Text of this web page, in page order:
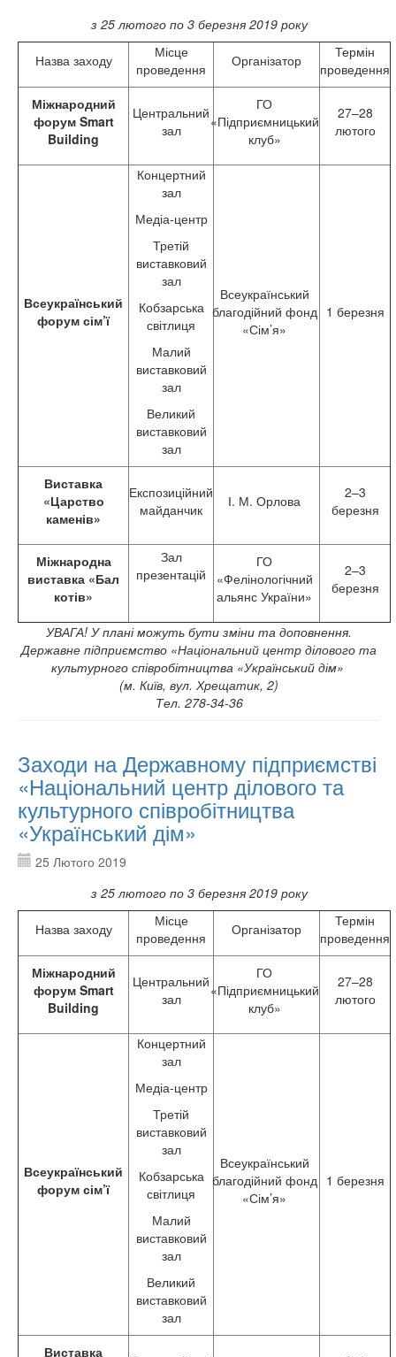
з 25 лютого­ по 3 березня 2019 року
Назва заходу
Місце
проведення
Організатор
Термін
проведення
Міжнародний
форум Smart
Building
Центральний
зал
ГО
«Підприємницький
клуб»
27–28
лютого
Всеукраїнський
форум сім’ї
Концертний
зал
Медіа-центр
Третій
виставковий
зал
Кобзарська
світлиця
Малий
виставковий
зал
Великий
виставковий
зал
Всеукраїнський
благодійний фонд
«Сім’я»
1 березня
Виставка
«Царство
каменів»
Експозиційний
майданчик
І. М. Орлова
2–3
березня
Міжнародна
виставка «Бал
котів»
Зал
презентацій
ГО
«Фелінологічний
альянс України»
2–3
березня
УВАГА! У плані можуть бути зміни та доповнення.
Державне підприємство «Національний центр ділового та
культурного співробітництва «Український дім»
(м. Київ, вул. Хрещатик, 2)
Тел. 278-34-36
Заходи на Державному підприємстві
«Національний центр ділового та
культурного співробітництва
«Український дім»
25 Лютого 2019
з 25 лютого­ по 3 березня 2019 року
Назва заходу
Місце
проведення
Організатор
Термін
проведення
Міжнародний
форум Smart
Building
Центральний
зал
ГО
«Підприємницький
клуб»
27–28
лютого
Всеукраїнський
форум сім’ї
Концертний
зал
Медіа-центр
Третій
виставковий
зал
Кобзарська
світлиця
Малий
виставковий
зал
Великий
виставковий
зал
Всеукраїнський
благодійний фонд
«Сім’я»
1 березня
Виставка